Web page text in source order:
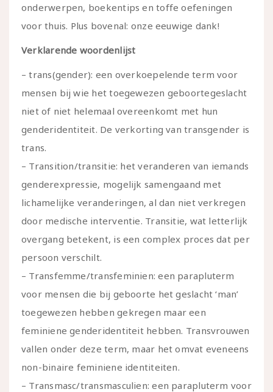
onderwerpen, boekentips en toffe oefeningen
voor thuis. Plus bovenal: onze eeuwige dank!
Verklarende woordenlijst
– trans(gender): een overkoepelende term voor
mensen bij wie het toegewezen geboortegeslacht
niet of niet helemaal overeenkomt met hun
genderidentiteit. De verkorting van transgender is
trans.
– Transition/transitie: het veranderen van iemands
genderexpressie, mogelijk samengaand met
lichamelijke veranderingen, al dan niet verkregen
door medische interventie. Transitie, wat letterlijk
overgang betekent, is een complex proces dat per
persoon verschilt.
– Transfemme/transfeminien: een parapluterm
voor mensen die bij geboorte het geslacht ‘man’
toegewezen hebben gekregen maar een
feminiene genderidentiteit hebben. Transvrouwen
vallen onder deze term, maar het omvat eveneens
non-binaire feminiene identiteiten.
– Transmasc/transmasculien: een parapluterm voor